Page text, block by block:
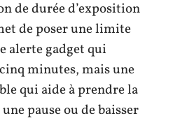
de durée d’exposition
de poser une limite
alerte gadget qui
minutes, mais une
qui aide à prendre la
pause ou de baisser